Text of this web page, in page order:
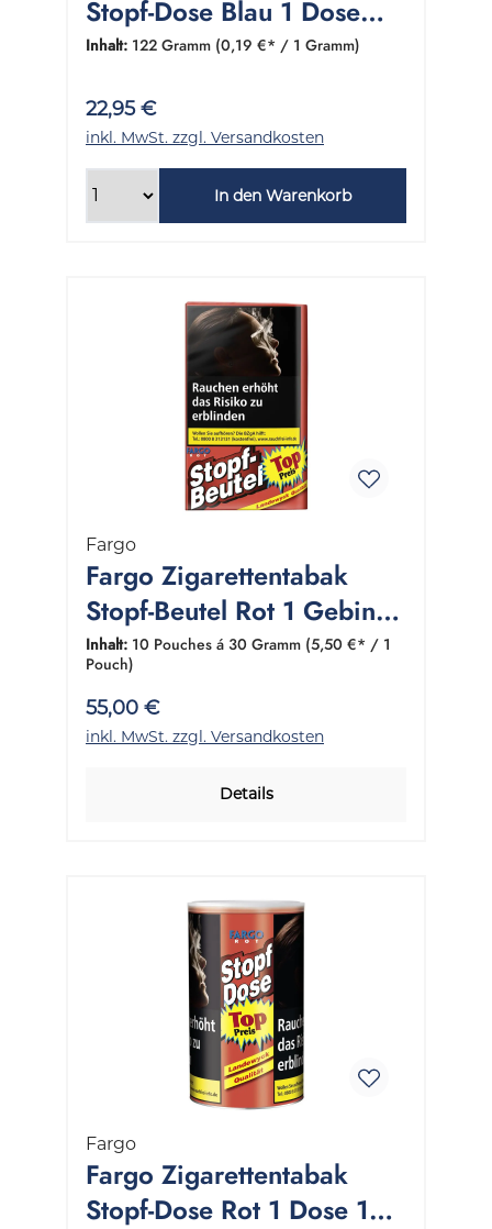
Stopf-Dose Blau 1 Dose
122 Gramm
Inhalt: 122 Gramm (0,19 €* / 1 Gramm)
22,95 €
inkl. MwSt. zzgl. Versandkosten
In den Warenkorb
Fargo
Fargo Zigarettentabak
Stopf-Beutel Rot 1 Gebinde
10x30 Gramm
Inhalt: 10 Pouches á 30 Gramm (5,50 €* / 1
Pouch)
55,00 €
inkl. MwSt. zzgl. Versandkosten
Details
Fargo
Fargo Zigarettentabak
Stopf-Dose Rot 1 Dose 122